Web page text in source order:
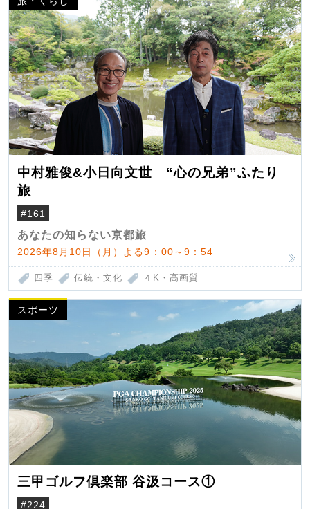
中村雅俊&小日向文世 “心の兄弟”ふたり
旅
#161
あなたの知らない京都旅
2026年8月10日（月）よる9：00～9：54
四季 伝統・文化 ４K・高画質
スポーツ
三甲ゴルフ倶楽部 谷汲コース①
#224